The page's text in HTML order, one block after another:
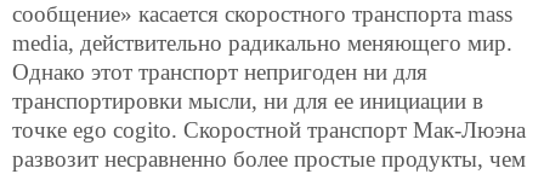
сообщение» касается скоростного транспорта mass
media, действительно радикально меняющего мир.
Однако этот транспорт непригоден ни для
транспортировки мысли, ни для ее инициации в
точке ego cogito. Скоростной транспорт Мак-Люэна
развозит несравненно более простые продукты, чем